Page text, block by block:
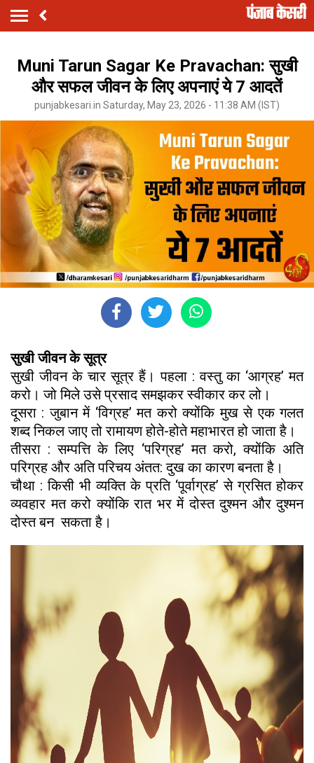
Muni Tarun Sagar Ke Pravachan: सुखी
और सफल जीवन के लिए अपनाएं ये 7 आदतें
punjabkesari.in Saturday, May 23, 2026 - 11:38 AM (IST)
सुखी जीवन के सूत्र
सुखी जीवन के चार सूत्र हैं। पहला : वस्तु का ‘आग्रह’ मत
करो। जो मिले उसे प्रसाद समझकर स्वीकार कर लो।
दूसरा : जुबान में ‘विग्रह’ मत करो क्योंकि मुख से एक गलत
शब्द निकल जाए तो रामायण होते-होते महाभारत हो जाता है।
तीसरा : सम्पत्ति के लिए ‘परिग्रह’ मत करो, क्योंकि अति
परिग्रह और अति परिचय अंतत: दुख का कारण बनता है।
चौथा : किसी भी व्यक्ति के प्रति ‘पूर्वाग्रह’ से ग्रसित होकर
व्यवहार मत करो क्योंकि रात भर में दोस्त दुश्मन और दुश्मन
दोस्त बन सकता है।